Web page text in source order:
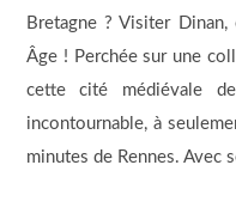
Bretagne ? Visiter
Âge ! Perchée sur une
cette cité médiévale
incontournable, à
minutes de Rennes. Avec